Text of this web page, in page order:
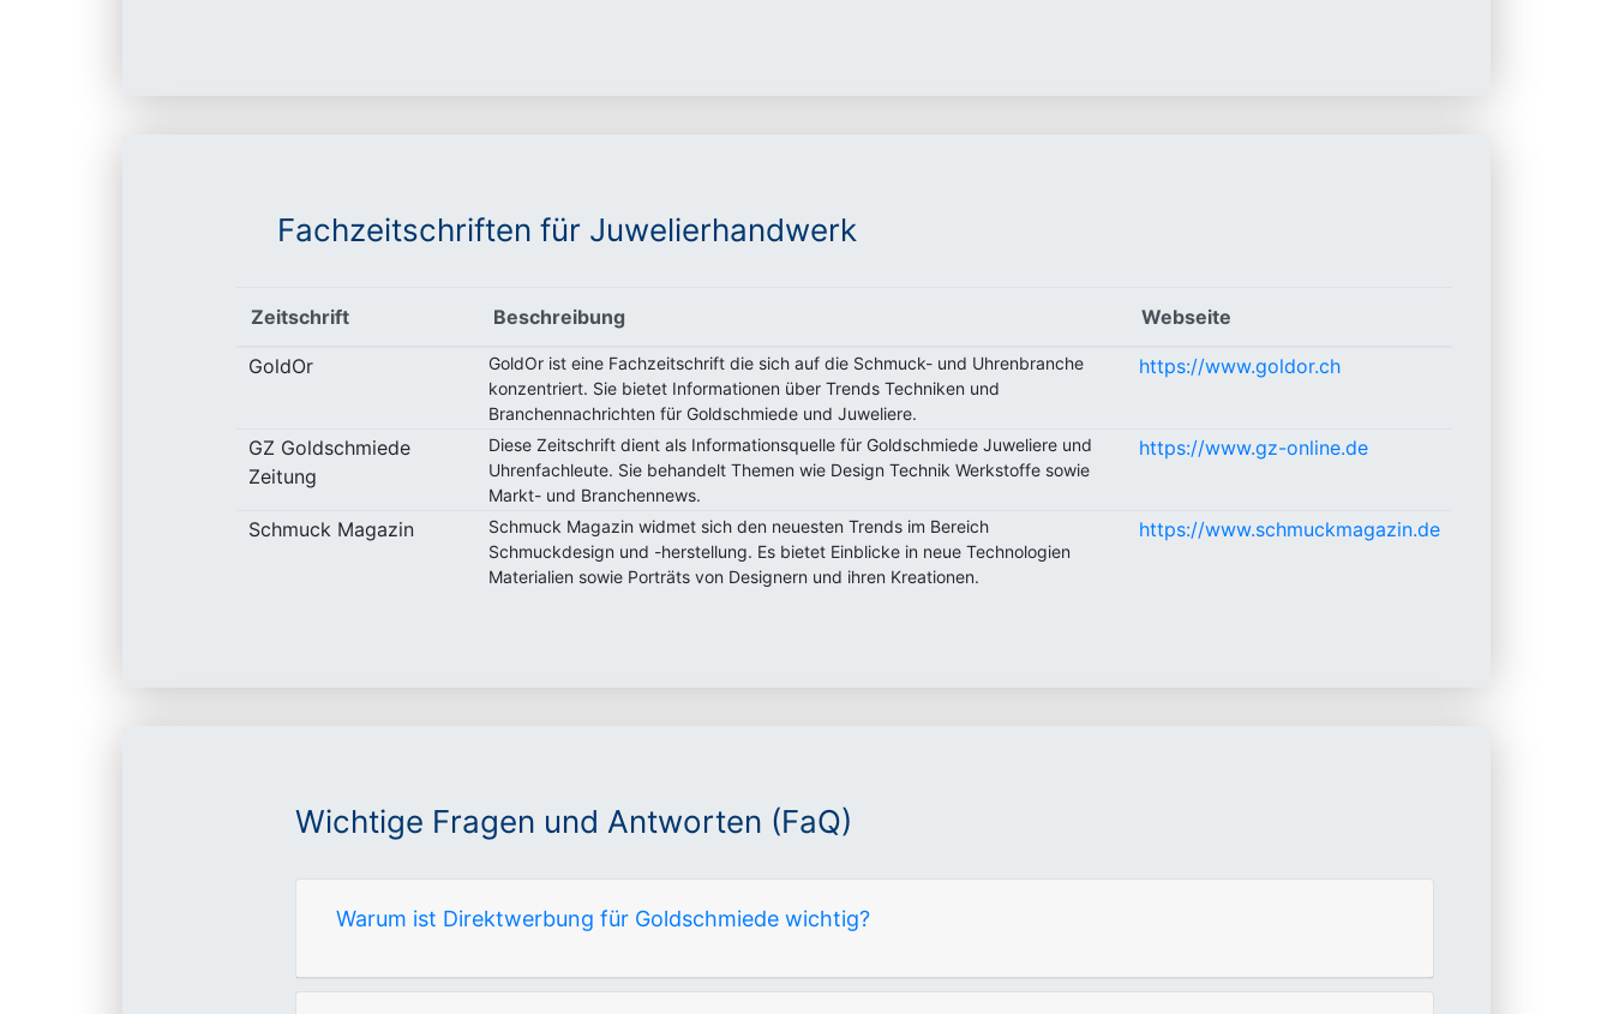
Fachzeitschriften für Juwelierhandwerk
Zeitschrift Beschreibung Webseite
GoldOr
GoldOr ist eine Fachzeitschrift die sich auf die Schmuck- und Uhrenbranche
konzentriert. Sie bietet Informationen über Trends Techniken und
Branchennachrichten für Goldschmiede und Juweliere.
https://www.goldor.ch
GZ Goldschmiede
Zeitung
Diese Zeitschrift dient als Informationsquelle für Goldschmiede Juweliere und
Uhrenfachleute. Sie behandelt Themen wie Design Technik Werkstoffe sowie
Markt- und Branchennews.
https://www.gz-online.de
Schmuck Magazin
Schmuck Magazin widmet sich den neuesten Trends im Bereich
Schmuckdesign und -herstellung. Es bietet Einblicke in neue Technologien
Materialien sowie Porträts von Designern und ihren Kreationen.
https://www.schmuckmagazin.de
Wichtige Fragen und Antworten (FaQ)
Warum ist Direktwerbung für Goldschmiede wichtig?